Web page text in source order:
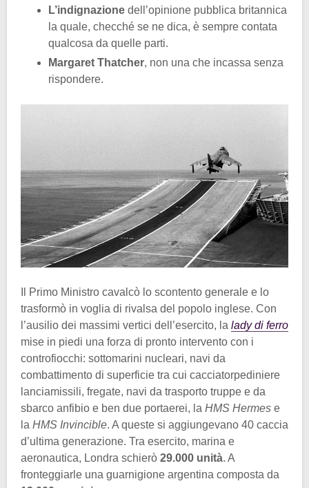
L’indignazione dell’opinione pubblica britannica
la quale, checché se ne dica, è sempre contata
qualcosa da quelle parti.
Margaret Thatcher, non una che incassa senza
rispondere.
Il Primo Ministro cavalcò lo scontento generale e lo
trasformò in voglia di rivalsa del popolo inglese. Con
l’ausilio dei massimi vertici dell’esercito, la lady di ferro
mise in piedi una forza di pronto intervento con i
controfiocchi: sottomarini nucleari, navi da
combattimento di superficie tra cui cacciatorpediniere
lanciamissili, fregate, navi da trasporto truppe e da
sbarco anfibio e ben due portaerei, la HMS Hermes e
la HMS Invincible. A queste si aggiungevano 40 caccia
d’ultima generazione. Tra esercito, marina e
aeronautica, Londra schierò 29.000 unità. A
fronteggiarle una guarnigione argentina composta da